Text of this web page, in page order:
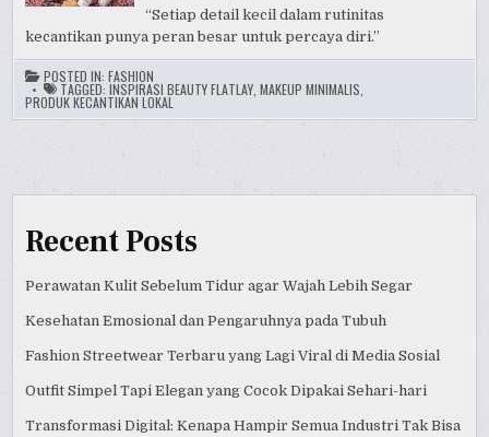
“Setiap detail kecil dalam rutinitas
kecantikan punya peran besar untuk percaya diri.”
POSTED IN:FASHION
TAGGED:INSPIRASI BEAUTY FLATLAY ,MAKEUP MINIMALIS
PRODUK KECANTIKAN LOKAL
Recent Posts
Perawatan Kulit Sebelum Tidur agar Wajah Lebih Segar
Kesehatan Emosional dan Pengaruhnya pada Tubuh
Fashion Streetwear Terbaru yang Lagi Viral di Media Sosial
Outfit Simpel Tapi Elegan yang Cocok Dipakai Sehari-hari
Transformasi Digital: Kenapa Hampir Semua Industri Tak Bisa